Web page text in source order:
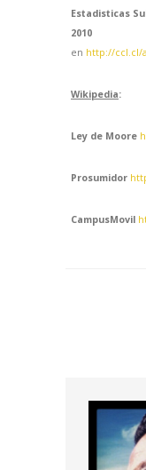
Estadisticas
2010
en http://ccl.cl/
Wikipedia:
Ley de Moore
Prosumidor
CampusMovil